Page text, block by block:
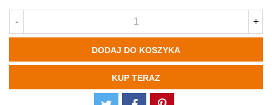
- +
DODAJ DO KOSZYKA
KUP TERAZ